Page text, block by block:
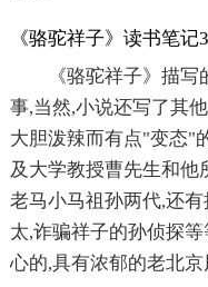
《骆驼祥子》读书笔记3
《骆驼祥子》描
事,当然,小说还写了其
大胆泼辣而有点"变态"
及大学教授曹先生和他
老马小马祖孙两代,还
太,诈骗祥子的孙侦探
心的,具有浓郁的老北